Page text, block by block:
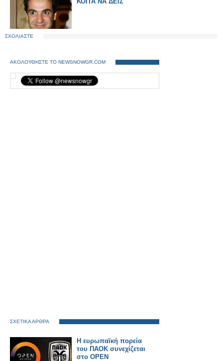
ΣΧΟΛΙΑΣΤΕ
ΑΚΟΛΟΥΘΗΣΤΕ ΤΟ NEWSNOWGR.COM
ΣΧΕΤΙΚΑ ΑΡΘΡΑ
Η ευρωπαϊκή πορεία
του ΠΑΟΚ συνεχίζεται
στο OPEN